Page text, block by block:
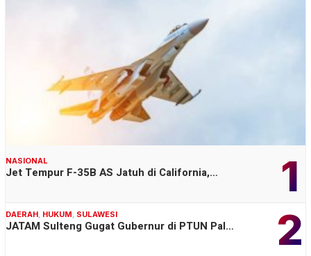
1
NASIONAL
Jet Tempur F-35B AS Jatuh di California,…
2
DAERAH, HUKUM, SULAWESI
JATAM Sulteng Gugat Gubernur di PTUN Pal…